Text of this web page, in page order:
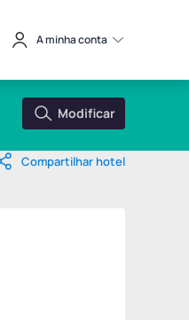
A minha conta
Modificar
Compartilhar hotel